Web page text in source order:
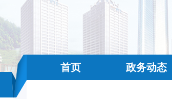
首页 政务动态